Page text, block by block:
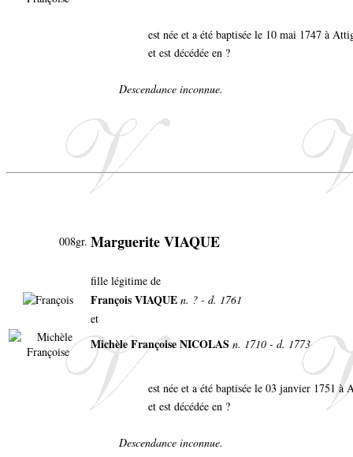
est née et a été baptisée le 10 mai 1747 à
et est décédée en ?
Descendance inconnue.
008gr. Marguerite VIAQUE
fille légitime de
François VIAQUE n. ? - d. 1761
et
Michèle Françoise NICOLAS n. 1710 - d. 1773
est née et a été baptisée le 03 janvier 1751 à
et est décédée en ?
Descendance inconnue.